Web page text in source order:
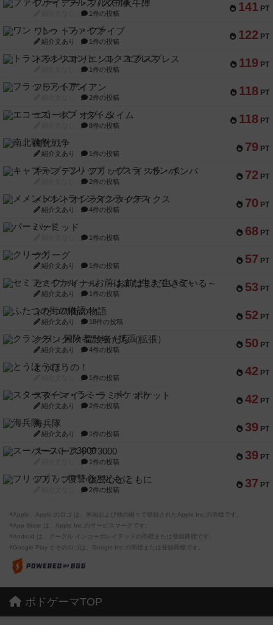
141 PT
ファイアー・ブルズ / 火牛陣
1件の投稿
122 PT
ワン・トゥ・ファイブ
紹介文あり 1件の投稿
119 PT
トランスオリエント・エクスプレス
1件の投稿
118 PT
フラットアイアン
2件の投稿
118 PT
エコーズ・オブ・タイム
8件の投稿
79 PT
南北戦争
紹介文あり 1件の投稿
72 PT
キャプテン・フリップ：イスラ・ボンバ
2件の投稿
70 PT
メメントオンラインタクティクス
紹介文あり 4件の投稿
68 PT
パーミッド
1件の投稿
57 PT
クリーグ
紹介文あり 1件の投稿
53 PT
セミファイナル ～お前はまだ生きている～
紹介文あり 1件の投稿
52 PT
ふたつの街の物語
紹介文あり 18件の投稿
50 PT
クランク! ：冒険者たち（拡張）
紹介文あり 4件の投稿
42 PT
とうほうの！
1件の投稿
42 PT
スターマイン・ラミー ポケット
紹介文あり 2件の投稿
39 PT
海兵隊
紹介文あり 1件の投稿
39 PT
スーパーストア3000
1件の投稿
37 PT
フリップ７：復讐心とともに
2件の投稿
※Apple、Apple のロゴ は、米国および他の国々で登録されたApple Inc.の商標です。
※App Store は、Apple Inc.のサービスマークです。
※Android は、グーグル インコーポレイテッドの商標または登録商標です。
※Google Play とそのロゴは、Google Inc.の商標または登録商標です。
ボドゲーマTOP